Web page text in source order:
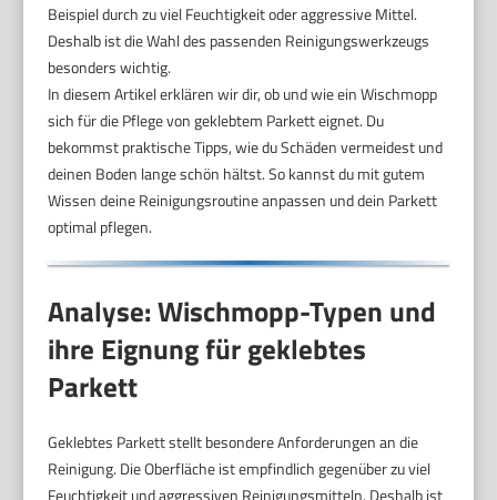
Beispiel durch zu viel Feuchtigkeit oder aggressive Mittel.
Deshalb ist die Wahl des passenden Reinigungswerkzeugs
besonders wichtig.
In diesem Artikel erklären wir dir, ob und wie ein Wischmopp
sich für die Pflege von geklebtem Parkett eignet. Du
bekommst praktische Tipps, wie du Schäden vermeidest und
deinen Boden lange schön hältst. So kannst du mit gutem
Wissen deine Reinigungsroutine anpassen und dein Parkett
optimal pflegen.
Analyse: Wischmopp-Typen und
ihre Eignung für geklebtes
Parkett
Geklebtes Parkett stellt besondere Anforderungen an die
Reinigung. Die Oberfläche ist empfindlich gegenüber zu viel
Feuchtigkeit und aggressiven Reinigungsmitteln. Deshalb ist